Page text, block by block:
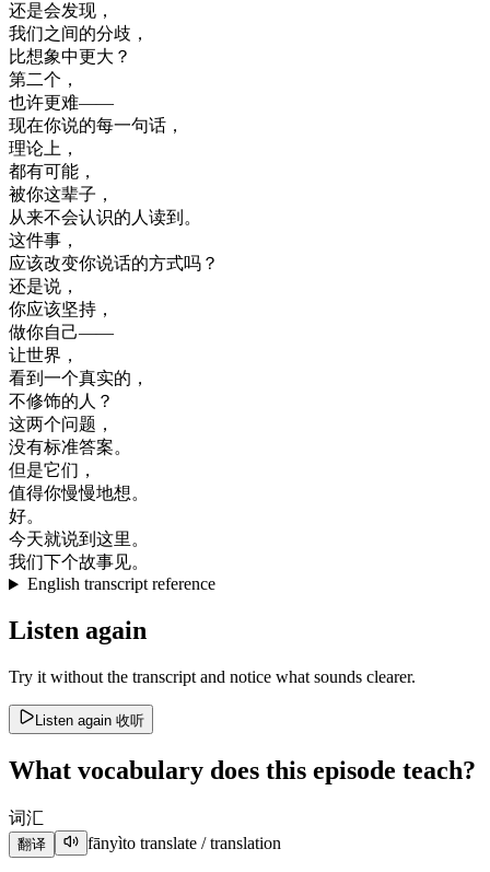
还是会发现 ，
我们之间的分歧 ，
比想象中更大 ？
第二个 ，
也许更难——
现在你说的每一句话 ，
理论上 ，
都有可能 ，
被你这辈子 ，
从来不会认识的人读到 。
这件事 ，
应该改变你说话的方式吗 ？
还是说 ，
你应该坚持 ，
做你自己——
让世界 ，
看到 一个真实的 ，
不修饰的人 ？
这两个问题 ，
没有标准答案。
但是它们 ，
值得你慢慢地想。
好。
今天就说到 这里。
我们下个故事见。
English transcript reference
Listen again
Try it without the transcript and notice what sounds clearer.
Listen again 收听
What vocabulary does this episode teach?
词汇
翻译 fānyìto translate / translation